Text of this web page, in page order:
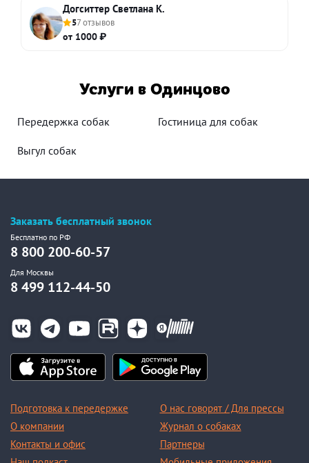
Догситтер Светлана К.
57 отзывов
от 1000 ₽
Услуги в Одинцово
Передержка собак Гостиница для собак
Выгул собак
Заказать бесплатный звонок
Бесплатно по РФ
8 800 200-60-57
Для Москвы
8 499 112-44-50
Подготовка к передержке
О компании
Контакты и офис
О нас говорят / Для прессы
Журнал о собаках
Партнеры